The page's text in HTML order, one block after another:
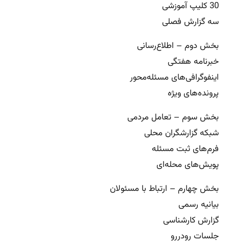
30 کلیپ آموزشی
سه گزارش فصلی
بخش دوم – اطلاع‌رسانی
خبرنامه هفتگی
اینفوگرافی‌های مسئله‌محور
پرونده‌های ویژه
بخش سوم – تعامل مردمی
شبکه گزارشگران محلی
فرم‌های ثبت مسئله
پویش‌های محله‌ای
بخش چهارم – ارتباط با مسئولان
بیانیه رسمی
گزارش کارشناسی
جلسات رودررو